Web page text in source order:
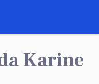
Karine